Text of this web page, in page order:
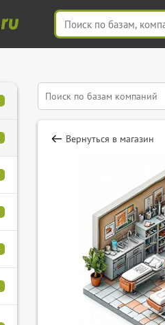
Вернуться в магазин